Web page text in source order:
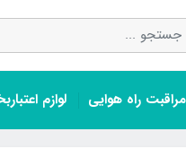
راه هوایی لوازم